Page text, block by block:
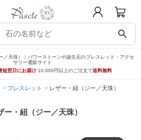
search
／天珠）｜パワーストーンや誕生石のブレスレット・アクセ
サリー通販サイト
短翌日にお届け 10,000円以上のご注文で送料無料
ブレスレット レザー・紐（ジー／天珠）
・紐（ジー／天珠）